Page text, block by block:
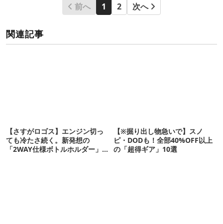
前へ 1 2 次へ
関連記事
【さすがロゴス】エンジン切っ
ても冷たさ続く。新発想の
「2WAY仕様ボトルホルダー」が
【※掘り出し物急いで】スノ
ピ・DODも！全部40%OFF以上
の「超得ギア」10選